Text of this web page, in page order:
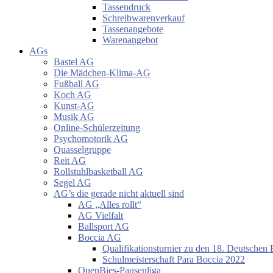
Tassendruck
Schreibwarenverkauf
Tassenangebote
Warenangebot
AGs
Bastel AG
Die Mädchen-Klima-AG
Fußball AG
Koch AG
Kunst-AG
Musik AG
Online-Schülerzeitung
Psychomotorik AG
Quasselgruppe
Reit AG
Rollstuhlbasketball AG
Segel AG
AG’s die gerade nicht aktuell sind
AG „Alles rollt“
AG Vielfalt
Ballsport AG
Boccia AG
Qualifikationsturnier zu den 18. Deutschen
Schulmeisterschaft Para Boccia 2022
QuenBies-Pausenliga